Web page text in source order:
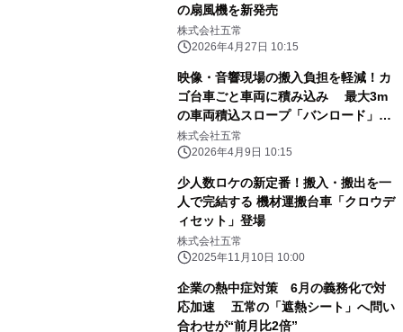
の扇風機を新発売
株式会社五常
2026年4月27日 10:15
映像・音響現場の搬入負担を軽減！カ
ゴ台車ごと車両に積み込み 最大3m
の車両積込スロープ「バンロード」
4/20(月)発売
株式会社五常
2026年4月9日 10:15
少人数ロケの新定番！搬入・搬出を一
人で完結する 機材運搬台車「クロウデ
ィセット」登場
株式会社五常
2025年11月10日 10:00
企業の熱中症対策 6月の義務化で対
応加速 五常の「遮熱シート」へ問い
合わせが“前月比2倍”